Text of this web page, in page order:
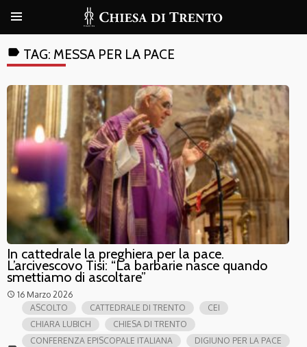
label TAG: MESSA PER LA PACE
In cattedrale la preghiera per la pace.
L’arcivescovo Tisi: “La barbarie nasce quando
smettiamo di ascoltare”
access_time 16 Marzo 2026
ASCOLTO CATTEDRALE DI TRENTO
CEI
CHIARA LUBICH
CHIESA DI TRENTO
CONFERENZA EPISCOPALE ITALIANA
DIGIUNO PER LA PACE